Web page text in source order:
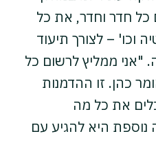
חדר וחדר, את כל
וכו' – לצורך תיעוד
"אני ממליץ לרשום כל
כהן. זו ההדמנות
את כל מה
היא להגיע עם